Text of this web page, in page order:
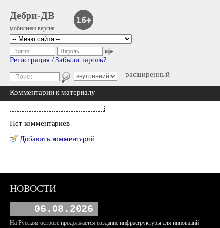
Дебри-ДВ
мобильная версия
расширенный
Логин Пароль
Регистрация / Забыли пароль?
Комментарии к материалу
Нет комментариев
Добавить комментарий
НОВОСТИ
06.08.2026
На Русском острове продолжается создание инфраструктуры для инноваций